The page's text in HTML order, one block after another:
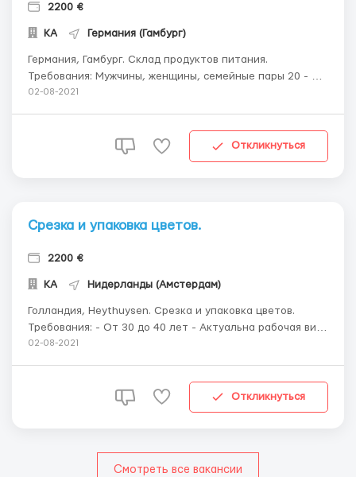
2200 €
КА Германия (Гамбург)
Германия, Гамбург. Склад продуктов питания.
Требования: Мужчины, женщины, семейные пары 20 - 55
лет. Желание работать, без вредных привычек. Опыт
комплектация, работа со сканером. Для мужчин
02-08-2021
Откликнуться
Срезка и упаковка цветов.
2200 €
КА Нидерланды (Амстердам)
Голландия, Heythuysen. Срезкa и упаковкa цветов.
Требования: - От 30 до 40 лет - Актуальна рабочая виза
минимум 3 мес - PESEL - Базовое знание польского -
зависимости от сезонности...
02-08-2021
Откликнуться
Смотреть все вакансии